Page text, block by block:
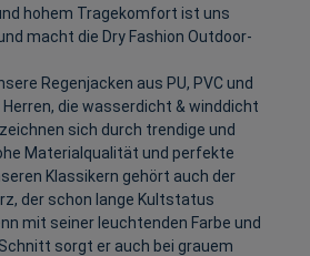
hohem Tragekomfort ist uns
macht die Dry Fashion Outdoor-
Regenjacken aus PU, PVC und
Herren, die wasserdicht & winddicht
sich durch trendige und
Materialqualität und perfekte
Klassikern gehört auch der
der schon lange Kultstatus
mit seiner leuchtenden Farbe und
sorgt er auch bei grauem